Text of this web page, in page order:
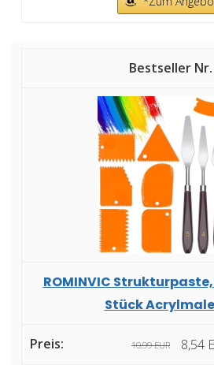
ROMINVIC
Stück
10,99 EUR 8,54